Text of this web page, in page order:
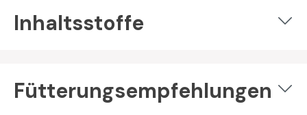
Inhaltsstoffe
Fütterungsempfehlungen